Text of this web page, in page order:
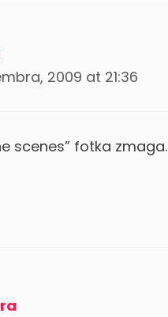
2009 at 21:36
scenes” fotka zmaga.